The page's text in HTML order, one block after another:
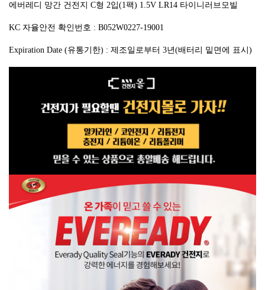
에버레디 망간 건전지 C형 2입(1팩) 1.5V LR14 타이니러브모빌
KC 자율안전 확인번호 : B052W0227-19001
Expiration Date (유통기한) : 제조일로부터 3년(배터리 밑면에 표시)